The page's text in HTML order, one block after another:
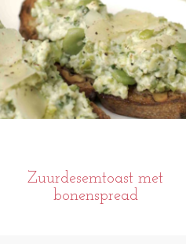
Zuurdesemtoast met
bonenspread